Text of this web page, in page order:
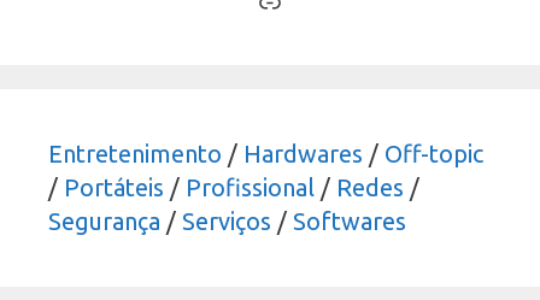
Entretenimento / Hardwares / Off-topic
/ Portáteis / Profissional / Redes /
Segurança / Serviços / Softwares